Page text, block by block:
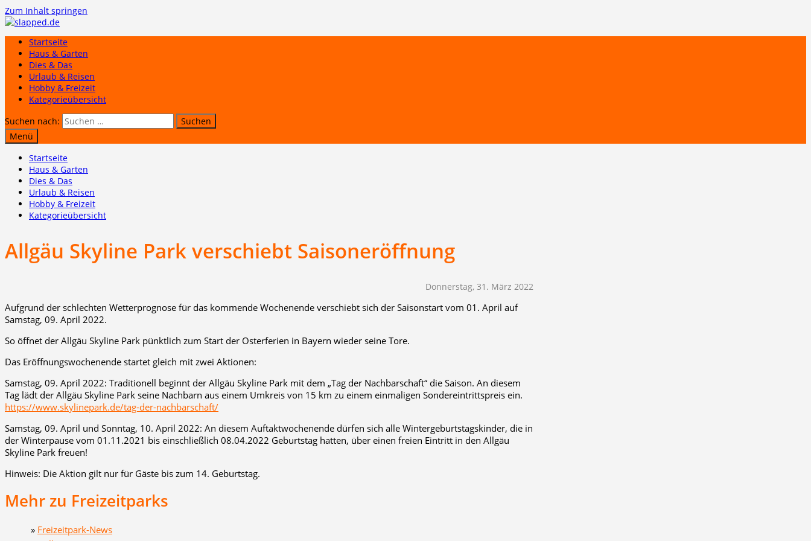
Zum Inhalt springen
Startseite
Haus & Garten
Dies & Das
Urlaub & Reisen
Hobby & Freizeit
Kategorieübersicht
Suchen nach:
Menü
Startseite
Haus & Garten
Dies & Das
Urlaub & Reisen
Hobby & Freizeit
Kategorieübersicht
Allgäu Skyline Park verschiebt Saisoneröffnung
Donnerstag, 31. März 2022
Aufgrund der schlechten Wetterprognose für das kommende Wochenende verschiebt sich der Saisonstart vom 01. April auf
Samstag, 09. April 2022.
So öffnet der Allgäu Skyline Park pünktlich zum Start der Osterferien in Bayern wieder seine Tore.
Das Eröffnungswochenende startet gleich mit zwei Aktionen:
Samstag, 09. April 2022: Traditionell beginnt der Allgäu Skyline Park mit dem „Tag der Nachbarschaft“ die Saison. An diesem
Tag lädt der Allgäu Skyline Park seine Nachbarn aus einem Umkreis von 15 km zu einem einmaligen Sondereintrittspreis ein.
https://www.skylinepark.de/tag-der-nachbarschaft/
Samstag, 09. April und Sonntag, 10. April 2022: An diesem Auftaktwochenende dürfen sich alle Wintergeburtstagskinder, die in
der Winterpause vom 01.11.2021 bis einschließlich 08.04.2022 Geburtstag hatten, über einen freien Eintritt in den Allgäu
Skyline Park freuen!
Hinweis: Die Aktion gilt nur für Gäste bis zum 14. Geburtstag.
Mehr zu Freizeitparks
» Freizeitpark-News